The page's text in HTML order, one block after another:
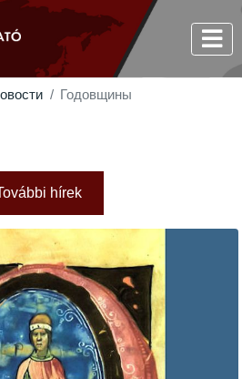
Годовщины
hírek